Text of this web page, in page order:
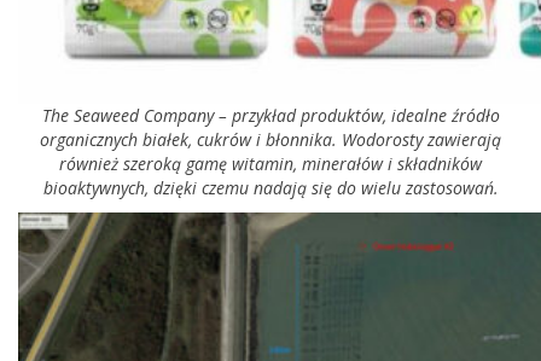
The Seaweed Company – przykład produktów, idealne źródło
organicznych białek, cukrów i błonnika. Wodorosty zawierają
również szeroką gamę witamin, minerałów i składników
bioaktywnych, dzięki czemu nadają się do wielu zastosowań.